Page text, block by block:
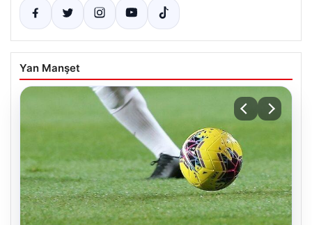
Yan Manşet